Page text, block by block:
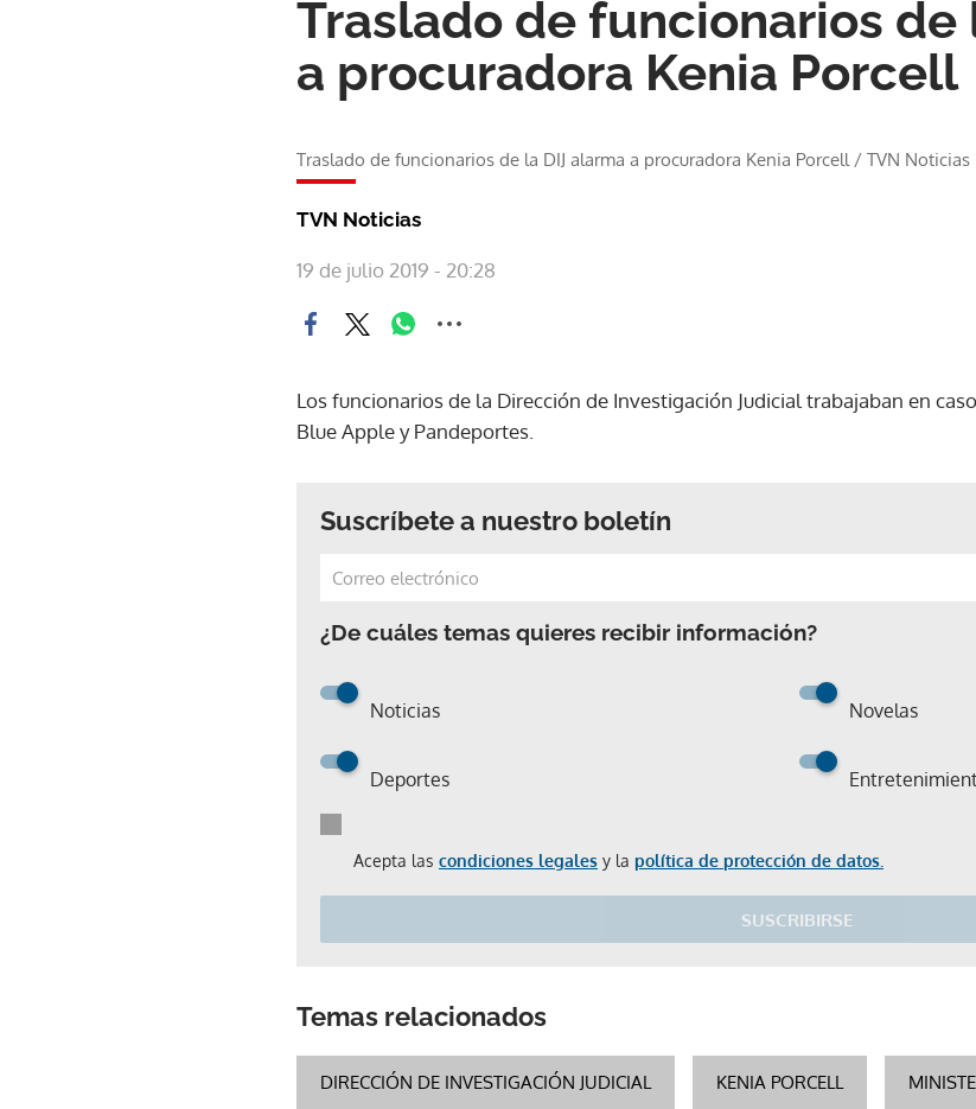
Traslado de funcionarios de
a procuradora Kenia Porcell
Traslado de funcionarios de la DIJ alarma a procuradora Kenia Porcell/ TVN Noticias
TVN Noticias
19 de julio 2019 - 20:28
Los funcionarios de la Dirección de Investigación Judicial trabajaban en
Blue Apple y Pandeportes.
Suscríbete a nuestro boletín
¿De cuáles temas quieres recibir información?
Noticias Novelas
Deportes
Acepta las condiciones legales y la política de protección de datos.
SUSCRIBIRSE
ACEPTAR
Temas relacionados
DIRECCIÓN DE INVESTIGACIÓN JUDICIAL KENIA PORCELL